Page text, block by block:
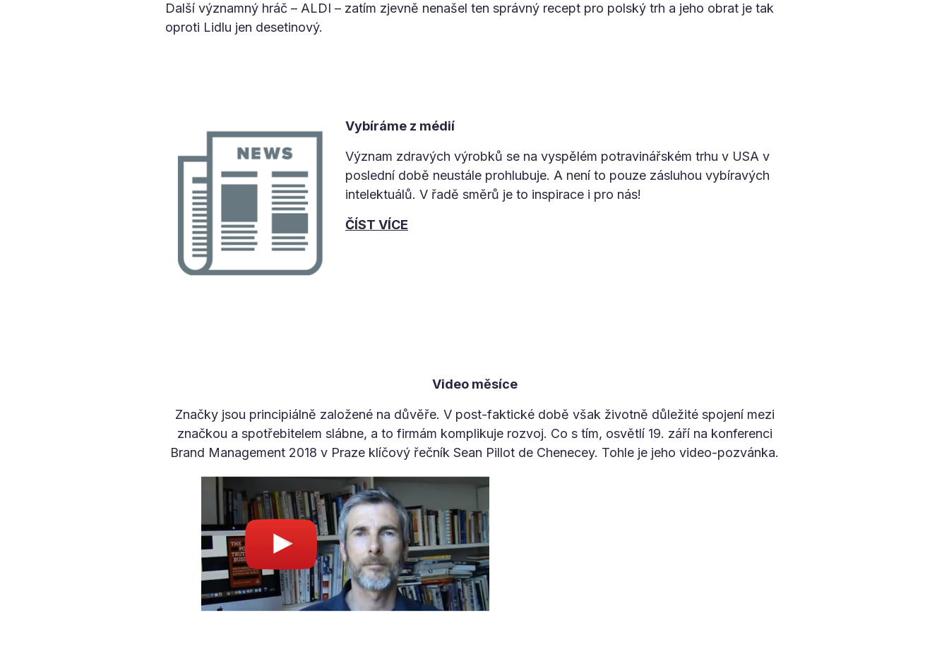
Další významný hráč – ALDI – zatím zjevně nenašel ten správný recept pro polský trh a jeho obrat je tak
oproti Lidlu jen desetinový.
Vybíráme z médií
Význam zdravých výrobků se na vyspělém potravinářském trhu v USA v
poslední době neustále prohlubuje. A není to pouze zásluhou vybíravých
intelektuálů. V řadě směrů je to inspirace i pro nás!
ČÍST VÍCE
Video měsíce
Značky jsou principiálně založené na důvěře. V post-faktické době však životně důležité spojení mezi
značkou a spotřebitelem slábne, a to firmám komplikuje rozvoj. Co s tím, osvětlí 19. září na konferenci
Brand Management 2018 v Praze klíčový řečník Sean Pillot de Chenecey. Tohle je jeho video-pozvánka.